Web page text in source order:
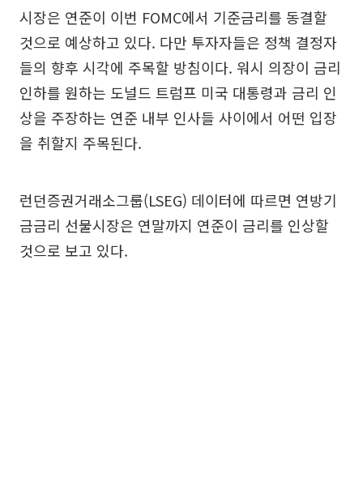
시장은 연준이 이번 FOMC에서 기준금리를 동결할
것으로 예상하고 있다. 다만 투자자들은 정책 결정자
들의 향후 시각에 주목할 방침이다. 워시 의장이 금리
인하를 원하는 도널드 트럼프 미국 대통령과 금리 인
상을 주장하는 연준 내부 인사들 사이에서 어떤 입장
을 취할지 주목된다.
런던증권거래소그룹(LSEG) 데이터에 따르면 연방기
금금리 선물시장은 연말까지 연준이 금리를 인상할
것으로 보고 있다.